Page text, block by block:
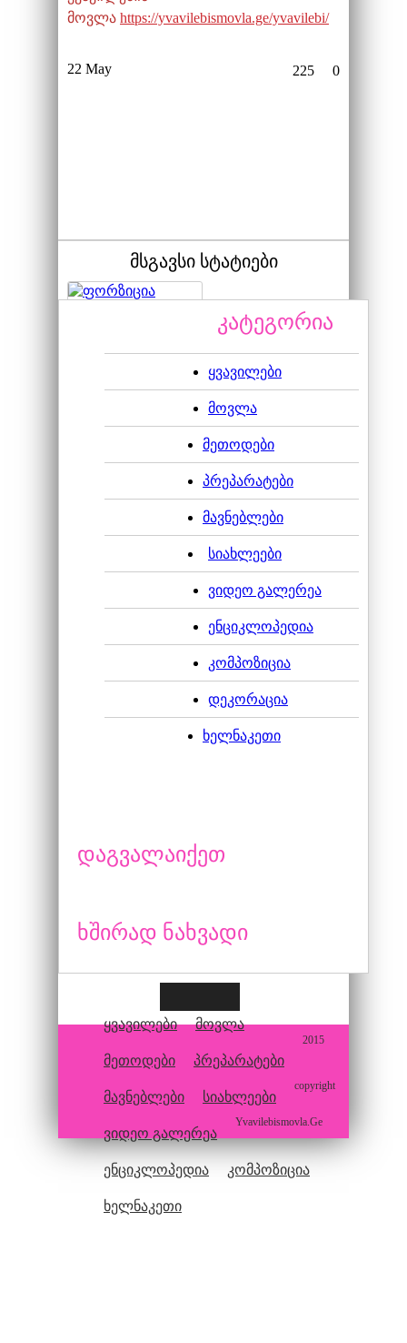
მოვლა https://yvavilebismovla.ge/yvavilebi/
22 May 0
225
მსგავსი სტატიები
ფორზიცია საშუალო
10 ყველაზე
ოთახის პალმები
კატეგორია
ყვავილები
მოვლა
მეთოდები
პრეპარატები
მავნებლები
სიახლეები
ვიდეო გალერეა
ენციკლოპედია
კომპოზიცია
დეკორაცია
ხელნაკეთი
დაგვალაიქეთ
ხშირად ნახვადი
ყვავილები მოვლა
მეთოდები პრეპარატები
მავნებლები სიახლეები
ვიდეო გალერეა
ენციკლოპედია კომპოზიცია
ხელნაკეთი
2015
copyright
Yvavilebismovla.Ge